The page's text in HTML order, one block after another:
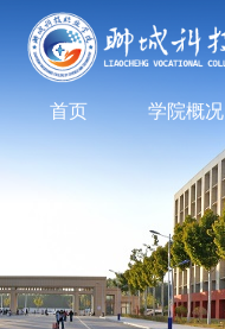
首页 学院概况